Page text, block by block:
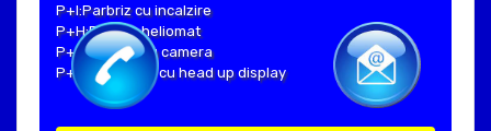
P+I:Parbriz cu incalzire
P+H:Parbriz heliomat
P+C:Parbriz cu camera
P+Hud:Parbriz cu head up display